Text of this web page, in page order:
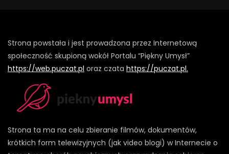
Strona powstała i jest prowadzona przez Internetową
społeczność skupioną wokół Portalu “Piękny Umysł”
https://web.puczat.pl oraz czata https://puczat.pl.
Strona ta ma na celu zbieranie filmów, dokumentów,
krótkich form telewizyjnych (jak video blogi) w Internecie o